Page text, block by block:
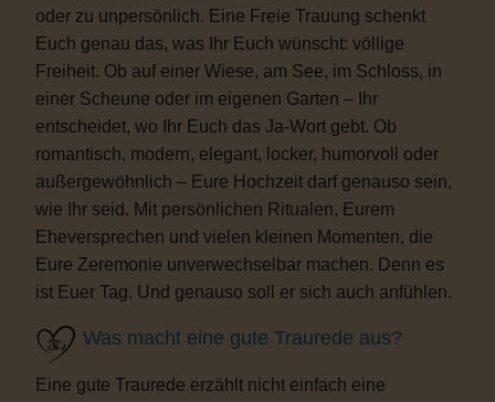
oder zu unpersönlich. Eine Freie Trauung schenkt
Euch genau das, was Ihr Euch wünscht: völlige
Freiheit. Ob auf einer Wiese, am See, im Schloss, in
einer Scheune oder im eigenen Garten – Ihr
entscheidet, wo Ihr Euch das Ja-Wort gebt. Ob
romantisch, modern, elegant, locker, humorvoll oder
außergewöhnlich – Eure Hochzeit darf genauso sein,
wie Ihr seid. Mit persönlichen Ritualen, Eurem
Eheversprechen und vielen kleinen Momenten, die
Eure Zeremonie unverwechselbar machen. Denn es
ist Euer Tag. Und genauso soll er sich auch anfühlen.
Was macht eine gute Traurede aus?
Eine gute Traurede erzählt nicht einfach eine